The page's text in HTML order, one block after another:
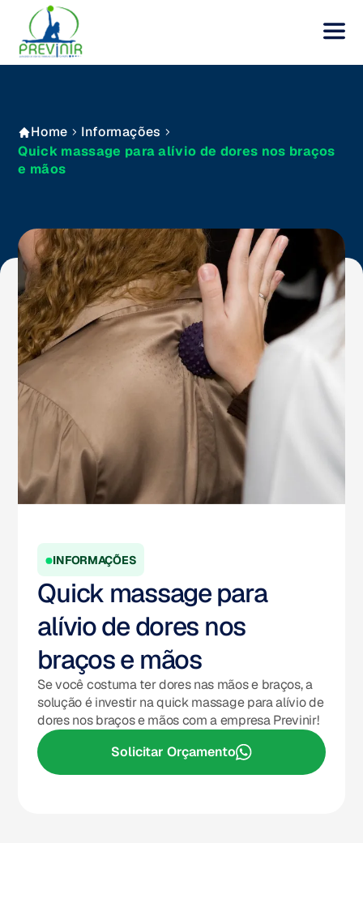
Home
Informações
Quick massage para alívio de dores nos braços
e mãos
INFORMAÇÕES
Quick massage para
alívio de dores nos
braços e mãos
Se você costuma ter dores nas mãos e braços, a
solução é investir na quick massage para alívio de
dores nos braços e mãos com a empresa Previnir!
Solicitar Orçamento